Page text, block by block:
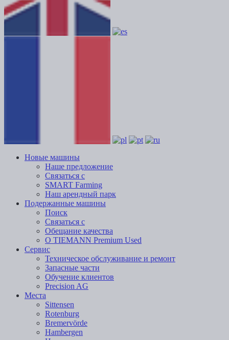
Новые машины
Наше предложение
Связаться с
SMART Farming
Наш арендный парк
Подержанные машины
Поиск
Связаться с
Обещание качества
О TIEMANN Premium Used
Сервис
Техническое обслуживание и ремонт
Запасные части
Обучение клиентов
Precision AG
Места
Sittensen
Rotenburg
Bremervörde
Hambergen